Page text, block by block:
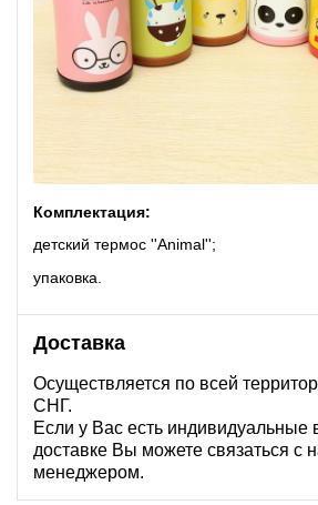
Комплектация:
детский термос ''Animal'';
упаковка.
Доставка
Осуществляется по всей
СНГ.
Если у Вас есть индивидуальные
доставке Вы можете связаться с
менеджером.